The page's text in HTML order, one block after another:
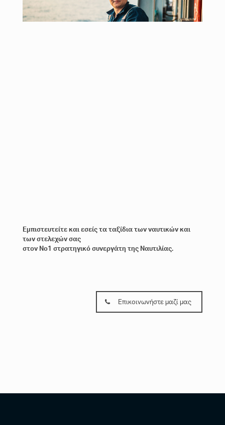
Εμπιστευτείτε και εσείς τα ταξίδια των ναυτικών και
των στελεχών σας
στον Νο1 στρατηγικό συνεργάτη της Ναυτιλίας.
Επικοινωνήστε μαζί μας